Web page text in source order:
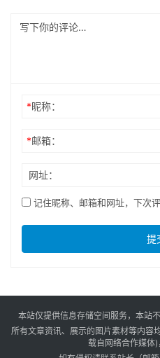
*昵称：
*邮箱：
网址：
记住昵称、邮箱和网址，下次
提
本站仅提供信息存储空间服务，本站
所有文章资讯、展示的图片素材等内容
载自网络合作媒体)